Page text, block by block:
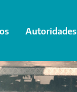
Autoridades